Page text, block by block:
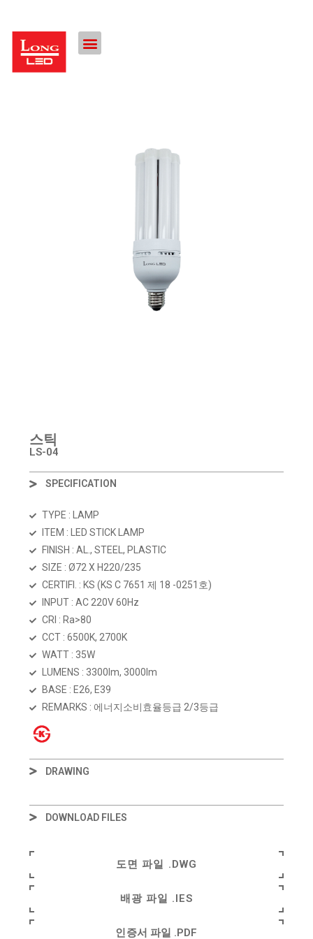
스틱
LS-04
SPECIFICATION
TYPE : LAMP
ITEM : LED STICK LAMP
FINISH : AL., STEEL, PLASTIC
SIZE : Ø72 X H220/235
CERTIFI. : KS (KS C 7651 제 18 -0251호)
INPUT : AC 220V 60Hz
CRI : Ra>80
CCT : 6500K, 2700K
WATT : 35W
LUMENS : 3300lm, 3000lm
BASE : E26, E39
REMARKS : 에너지소비효율등급 2/3등급
DRAWING
DOWNLOAD FILES
도면 파일 .DWG
배광 파일 .IES
인증서 파일 .PDF